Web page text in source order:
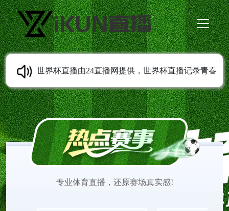
世界杯直播由24直播网提供，世界杯直播记录青春
成长轨迹，从校园到职场，世界杯直播观看陪伴每
一代人留住足球相关的美好回忆。世界杯在线直播
专业体育直播，还原赛场真实感!